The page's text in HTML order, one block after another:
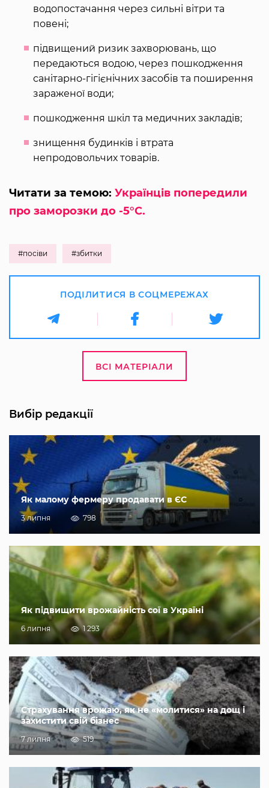
водопостачання через сильні вітри та
повені;
підвищений ризик захворювань, що
передаються водою, через пошкодження
санітарно-гігієнічних засобів та поширення
зараженої води;
пошкодження шкіл та медичних закладів;
знищення будинків і втрата
непродовольчих товарів.
Читати за темою: Українців попередили
про заморозки до -5°C.
#посіви #збитки
ПОДІЛИТИСЯ В СОЦМЕРЕЖАХ
ВСІ МАТЕРІАЛИ
Вибір редакції
Як малому фермеру продавати в ЄС
3 липня 798
Як підвищити врожайність сої в Україні
6 липня 1 293
Страхування врожаю, як не «молитися» на дощ і
захистити свій бізнес
7 липня 519